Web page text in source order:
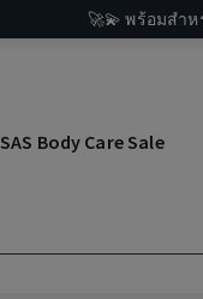
🚀💫 พร้อมสำ
SAS Body Care Sale